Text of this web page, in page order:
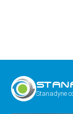
Stanadyne